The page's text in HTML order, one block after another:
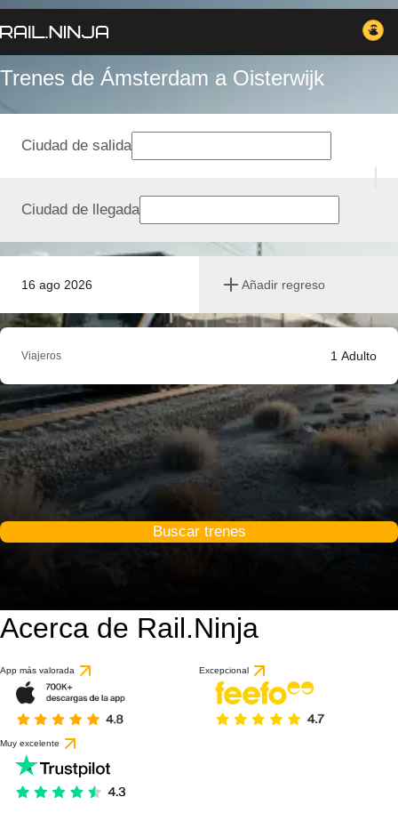
Trenes de Ámsterdam a Oisterwijk
16 ago 2026 Añadir regreso
Ciudad de salida
Ciudad de llegada
Viajeros 1 Adulto
Buscar trenes
Acerca de Rail.Ninja
App más valorada Excepcional
Muy excelente